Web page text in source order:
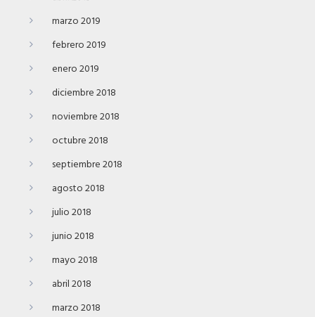
marzo 2019
febrero 2019
enero 2019
diciembre 2018
noviembre 2018
octubre 2018
septiembre 2018
agosto 2018
julio 2018
junio 2018
mayo 2018
abril 2018
marzo 2018